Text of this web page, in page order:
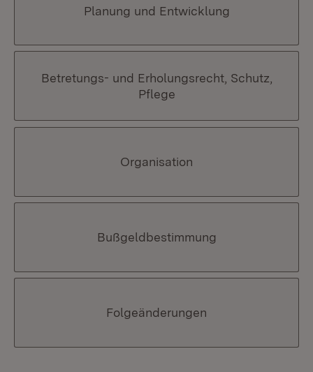
Planung und Entwicklung
Betretungs- und Erholungsrecht, Schutz,
Pflege
Organisation
Bußgeldbestimmung
Folgeänderungen